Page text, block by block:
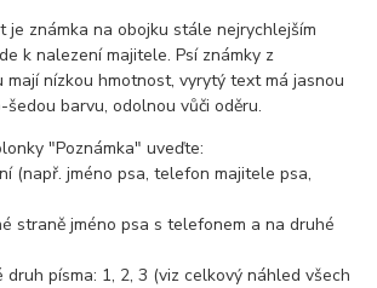
je známka na obojku stále nejrychlejším
k nalezení majitele. Psí známky z
nízkou hmotnost, vyrytý text má jasnou
barvu, odolnou vůči oděru.
"Poznámka" uveďte:
(např. jméno psa, telefon majitele psa,
straně jméno psa s telefonem a na druhé
písma: 1, 2, 3 (viz celkový náhled všech